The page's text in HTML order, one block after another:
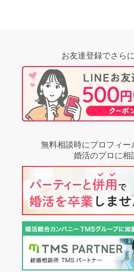
お友達登録でさら
無料相談時にプロフィー
婚活のプロに相